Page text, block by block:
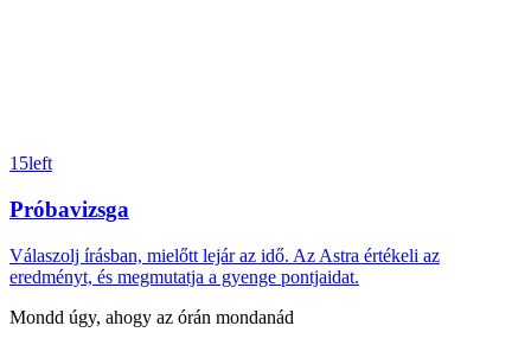
15left
Próbavizsga
Válaszolj írásban, mielőtt lejár az idő. Az Astra értékeli az
eredményt, és megmutatja a gyenge pontjaidat.
Mondd úgy, ahogy az órán mondanád